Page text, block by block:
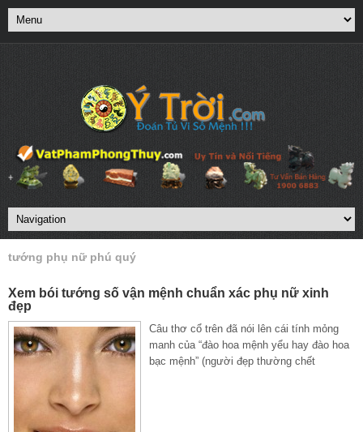
tướng phụ nữ phú quý
Xem bói tướng số vận mệnh chuẩn xác phụ nữ xinh
đẹp
Câu thơ cổ trên đã nói lên cái tính mỏng
manh của “đào hoa mệnh yểu hay đào hoa
bạc mệnh” (người đẹp thường chết